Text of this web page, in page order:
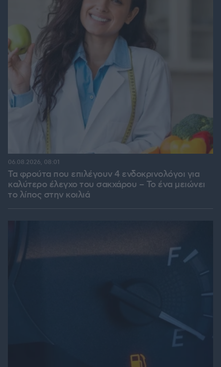
Τα φρούτα που επιλέγουν 4 ενδοκρινολόγοι για
καλύτερο έλεγχο του σακχάρου – Το ένα μειώνει
το λίπος στην κοιλιά
06.08.2026, 08:01